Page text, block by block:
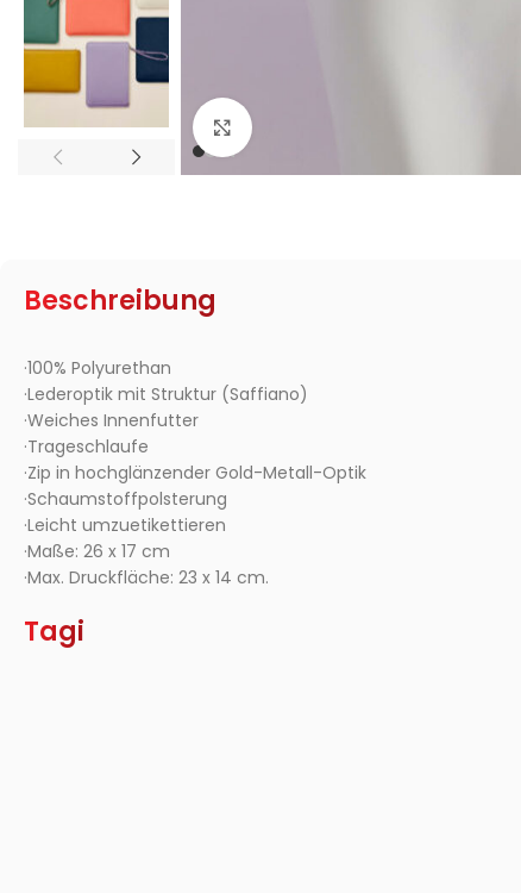
Beschreibung
·100% Polyurethan
·Lederoptik mit Struktur (Saffiano)
·Weiches Innenfutter
·Trageschlaufe
·Zip in hochglänzender Gold-Metall-Optik
·Schaumstoffpolsterung
·Leicht umzuetikettieren
·Maße: 26 x 17 cm
·Max. Druckfläche: 23 x 14 cm.
Tagi